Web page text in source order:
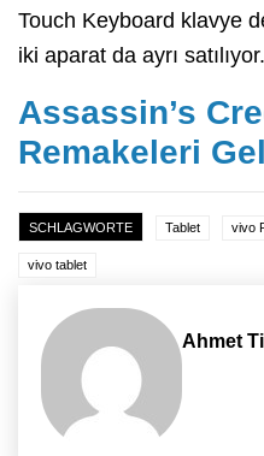
Touch Keyboard klavye
iki aparat da ayrı satılıyor.
Assassin’s
Remakeleri
SCHLAGWORTE Tablet vivo
vivo tablet
Ahmet